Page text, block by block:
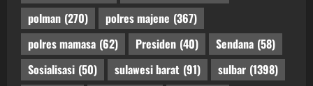
polman (270) polres majene (367)
polres mamasa (62) Presiden (40) Sendana (58)
Sosialisasi (50) sulawesi barat (91) sulbar (1398)